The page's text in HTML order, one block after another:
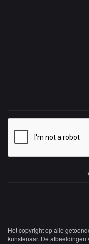
Het copyright op alle
kunstenaar. De